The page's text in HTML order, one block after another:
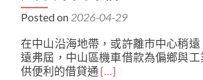
讓
你
創
業
夢
中
區
機
車
Posted on 2026-04-29
在中山沿海地帶，或許離市中心稍
遠弗屆，中山區機車借款為偏鄉與
供便利的借貸通 Read
[…]